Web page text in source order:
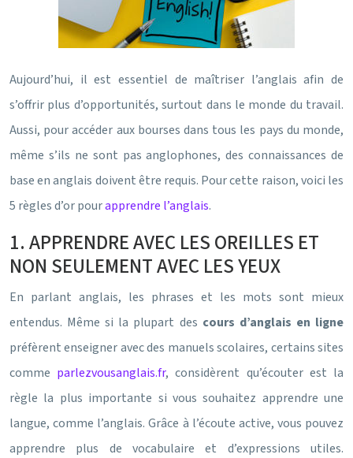
Aujourd’hui, il est essentiel de maîtriser l’anglais afin de
s’offrir plus d’opportunités, surtout dans le monde du travail.
Aussi, pour accéder aux bourses dans tous les pays du monde,
même s’ils ne sont pas anglophones, des connaissances de
base en anglais doivent être requis. Pour cette raison, voici les
5 règles d’or pourapprendre l’anglais.
1. APPRENDRE AVEC LES OREILLES ET
NON SEULEMENT AVEC LES YEUX
En parlant anglais, les phrases et les mots sont mieux
entendus. Même si la plupart des cours d’anglais en ligne
préfèrent enseigner avec des manuels scolaires, certains sites
comme parlezvousanglais.fr, considèrent qu’écouter est la
règle la plus importante si vous souhaitez apprendre une
langue, comme l’anglais. Grâce à l’écoute active, vous pouvez
apprendre plus de vocabulaire et d’expressions utiles.